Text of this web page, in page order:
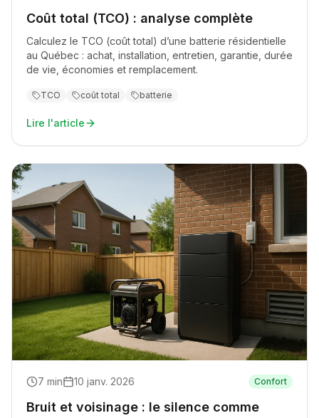
Coût total (TCO) : analyse complète
Calculez le TCO (coût total) d’une batterie résidentielle
au Québec : achat, installation, entretien, garantie, durée
de vie, économies et remplacement.
TCO coût total batterie
Lire l'article
7 min 10 janv. 2026 Confort
Bruit et voisinage : le silence comme